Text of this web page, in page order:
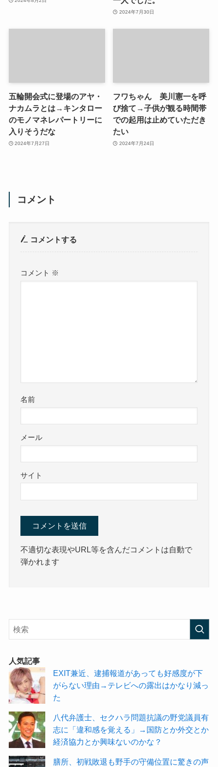
2024年7月30日
五輪開会式に登場のアヤ・
ナカムラとは→キンタロー
のモノマネレパートリーに
入りそうだな
2024年7月27日
フワちゃん 美川憲一を呼
び捨て→子供が観る時間帯
での起用は止めていただき
たい
2024年7月24日
コメント
コメントする
コメント ※
名前
メール
サイト
不適切な表現やURL等を含んだコメントは自動で
弾かれます
人気記事
EXIT兼近、逮捕報道があっても好感度が下
がらない理由→テレビへの露出はかなり減っ
た
八代弁護士、セクハラ問題抗議の野党議員有
志に「違和感を覚える」→国防とか外交とか
経済協力とか興味ないのかな？
膳所、初戦敗退も野手の守備位置に驚きの声